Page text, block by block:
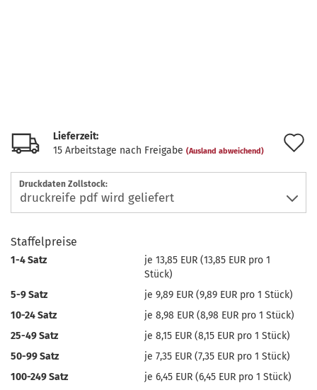
Lieferzeit:
15 Arbeitstage nach Freigabe (Ausland abweichend)
Druckdaten Zollstock:
Staffelpreise
1-4 Satz
je 13,85 EUR (13,85 EUR pro 1
Stück)
5-9 Satz
je 9,89 EUR (9,89 EUR pro 1 Stück)
10-24 Satz
je 8,98 EUR (8,98 EUR pro 1 Stück)
25-49 Satz
je 8,15 EUR (8,15 EUR pro 1 Stück)
50-99 Satz
je 7,35 EUR (7,35 EUR pro 1 Stück)
100-249 Satz
je 6,45 EUR (6,45 EUR pro 1 Stück)